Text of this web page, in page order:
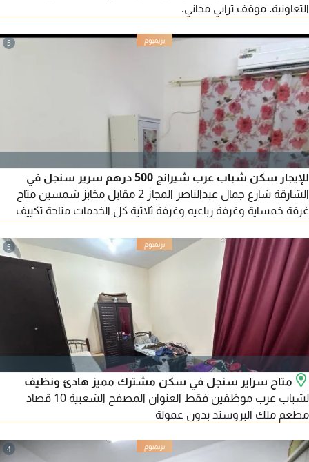
التعاونية. موقف ترابي مجاني.
5
للإيجار سكن شباب عرب شيرانج 500 درهم سرير سنجل في
الشارقة شارع جمال عبدالناصر المجاز 2 مقابل مخابز شمسين متاح
غرفة خمساية وغرفة رباعيه وغرفة ثلاثية كل الخدمات متاحة تكييف
السعر شامل
5
متاح سراير سنجل في سكن مشترك مميز هادئ ونظيف
لشباب عرب موظفين فقط العنوان المصفح الشعبية 10 قصاد
مطعم ملك البروستد بدون عمولة
4